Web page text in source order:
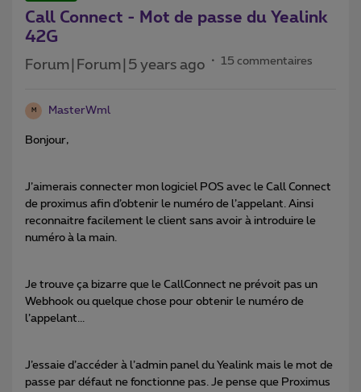
Call Connect - Mot de passe du Yealink
42G
Forum|Forum|5 years ago 15 commentaires
M MasterWml
Bonjour,
J’aimerais connecter mon logiciel POS avec le Call Connect
de proximus afin d’obtenir le numéro de l’appelant. Ainsi
reconnaitre facilement le client sans avoir à introduire le
numéro à la main.
Je trouve ça bizarre que le CallConnect ne prévoit pas un
Webhook ou quelque chose pour obtenir le numéro de
l’appelant...
J’essaie d’accéder à l’admin panel du Yealink mais le mot de
passe par défaut ne fonctionne pas. Je pense que Proximus